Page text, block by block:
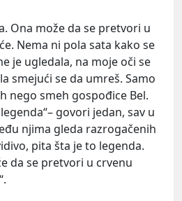
Ona može da se pretvori u
Nema ni pola sata kako se
je ugledala, na moje oči se
smejući se da umreš. Samo
nego smeh gospođice Bel.
govori jedan, sav u
njima gleda razrogačenih
pita šta je to legenda.
da se pretvori u crvenu